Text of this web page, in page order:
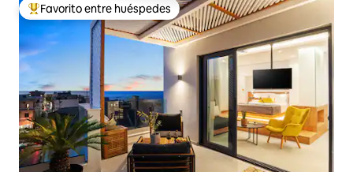
Favorito entre huéspedes preferido
Favorito entre huéspedes